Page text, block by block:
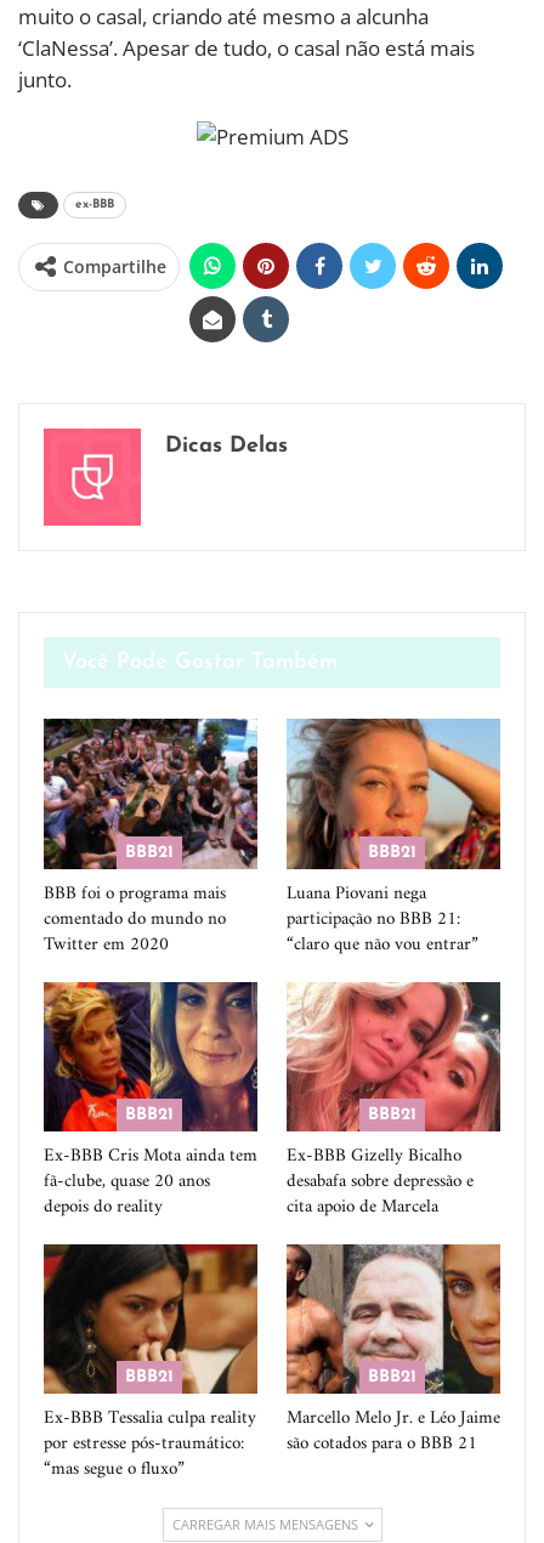
muito o casal, criando até mesmo a alcunha
‘ClaNessa’. Apesar de tudo, o casal não está mais
junto.
ex-BBB
Compartilhe
Dicas Delas
Você Pode Gostar Também
BBB21
BBB foi o programa mais
comentado do mundo no
Twitter em 2020
BBB21
Luana Piovani nega
participação no BBB 21:
“claro que não vou entrar”
BBB21
Ex-BBB Cris Mota ainda tem
fã-clube, quase 20 anos
depois do reality
BBB21
Ex-BBB Gizelly Bicalho
desabafa sobre depressão e
cita apoio de Marcela
BBB21
Ex-BBB Tessalia culpa reality
por estresse pós-traumático:
“mas segue o fluxo”
BBB21
Marcello Melo Jr. e Léo Jaime
são cotados para o BBB 21
CARREGAR MAIS MENSAGENS